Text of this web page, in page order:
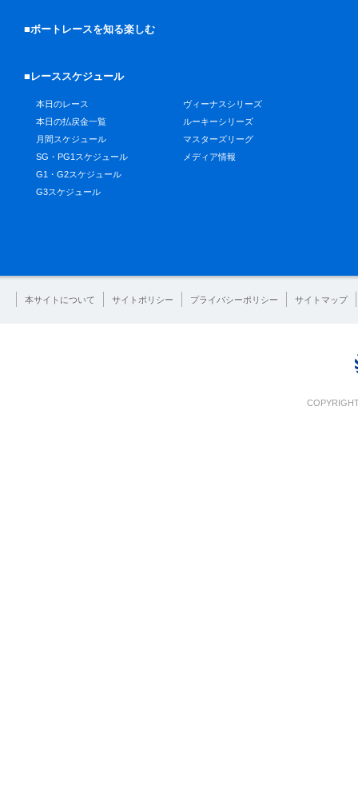
■ボートレースを知る楽しむ
■レーススケジュール
本日のレース
本日の払戻金一覧
月間スケジュール
SG・PG1スケジュール
G1・G2スケジュール
G3スケジュール
ヴィーナスシリーズ
ルーキーシリーズ
マスターズリーグ
メディア情報
本サイトについて サイトポリシー プライバシーポリシー サイトマップ